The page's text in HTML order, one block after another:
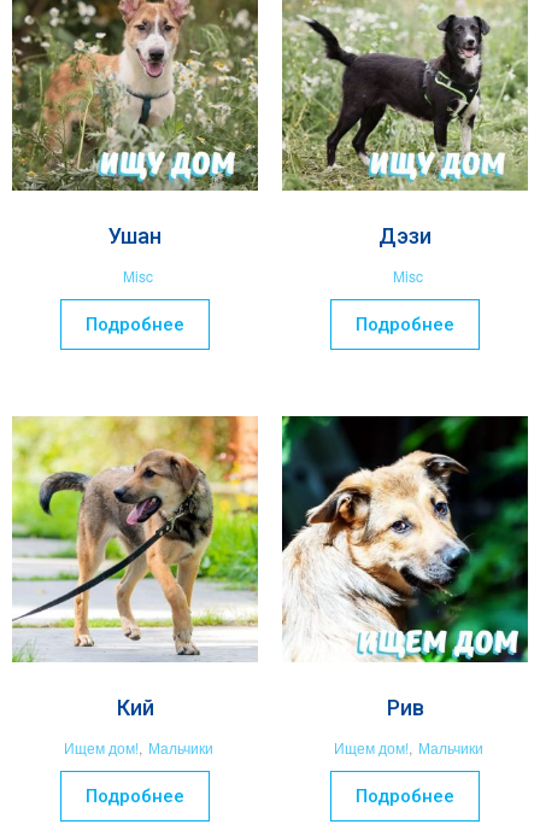
Ушан
Misc
Подробнее
Дэзи
Misc
Подробнее
Кий
Ищем дом!, Мальчики
Подробнее
Рив
Ищем дом!, Мальчики
Подробнее